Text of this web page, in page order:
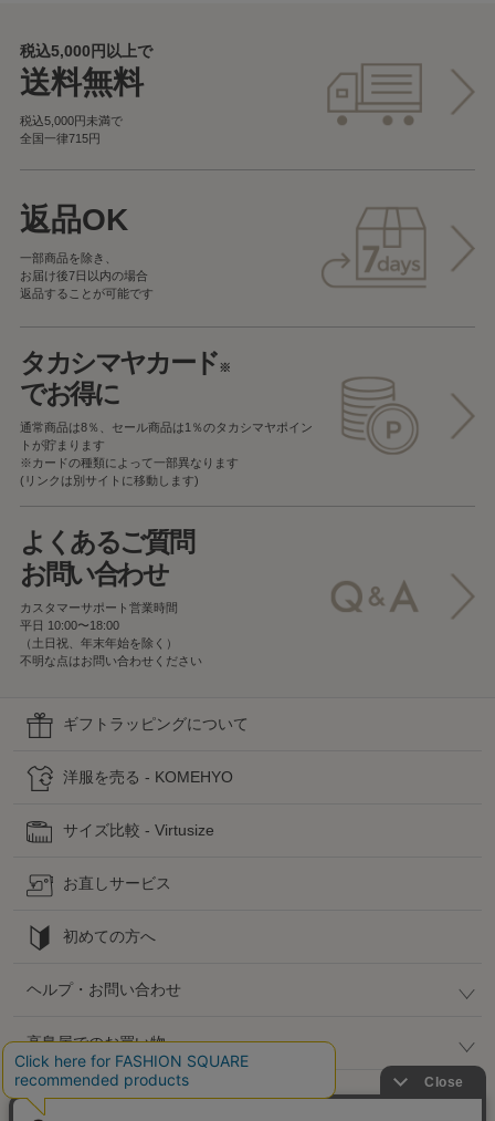
税込5,000円以上で
送料無料
税込5,000円未満で
全国一律715円
返品OK
一部商品を除き、
お届け後7日以内の場合
返品することが可能です
タカシマヤカード※
でお得に
通常商品は8％、セール商品は1％のタカシマヤポイン
トが貯まります
※カードの種類によって一部異なります
(リンクは別サイトに移動します)
よくあるご質問
お問い合わせ
カスタマーサポート営業時間
平日 10:00〜18:00
（土日祝、年末年始を除く）
不明な点はお問い合わせください
ギフトラッピングについて
洋服を売る - KOMEHYO
サイズ比較 - Virtusize
お直しサービス
初めての方へ
ヘルプ・お問い合わせ
高島屋でのお買い物
公式SNS